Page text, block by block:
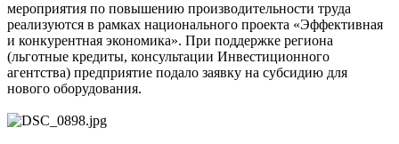
мероприятия по повышению производительности труда
реализуются в рамках национального проекта «Эффективная
и конкурентная экономика». При поддержке региона
(льготные кредиты, консультации Инвестиционного
агентства) предприятие подaлo заявку на субсидию для
нового оборудования.